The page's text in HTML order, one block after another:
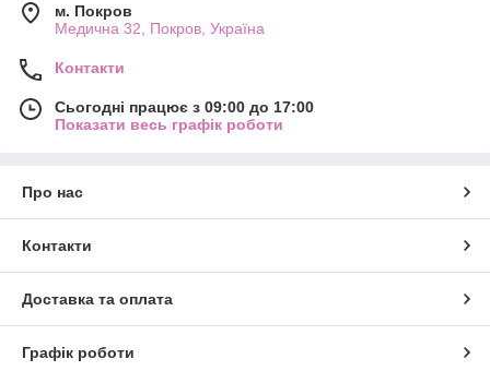
м. Покров
Медична 32, Покров, Україна
Контакти
Сьогодні працює з 09:00 до 17:00
Показати весь графік роботи
Про нас
Контакти
Доставка та оплата
Графік роботи